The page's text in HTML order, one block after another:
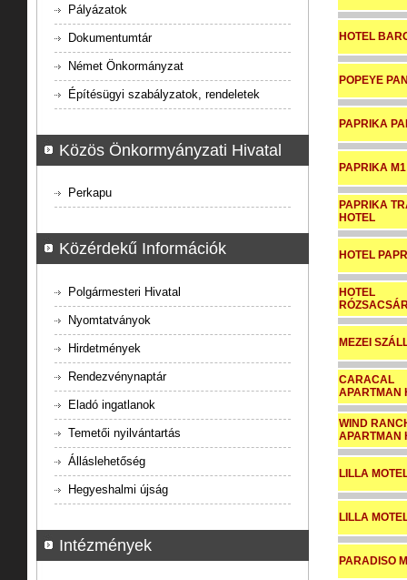
HOTEL
POPEYE
PAPRIKA
PAPRIKA
PAPRIKA
HOTEL
HOTEL
HOTEL
MEZEI
CARACAL
APARTMAN
WIND
APARTMAN
LILLA
LILLA
PARADISO
Pályázatok
Dokumentumtár
Német Önkormányzat
Építésügyi szabályzatok, rendeletek
Közös Önkormyányzati Hivatal
Perkapu
Közérdekű Információk
Polgármesteri Hivatal
Nyomtatványok
Hirdetmények
Rendezvénynaptár
Eladó ingatlanok
Temetői nyilvántartás
Álláslehetőség
Hegyeshalmi újság
Intézmények